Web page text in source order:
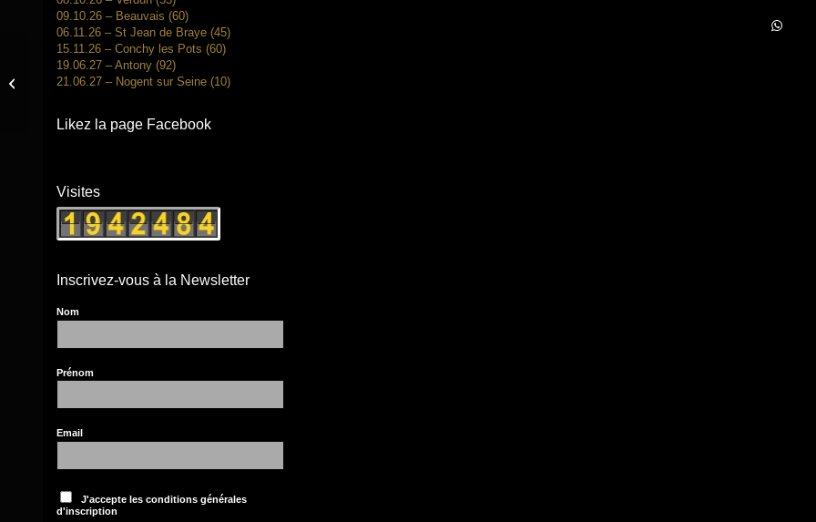
09.10.26 – Beauvais (60)
06.11.26 – St Jean de Braye (45)
15.11.26 – Conchy les Pots (60)
19.06.27 – Antony (92)
21.06.27 – Nogent sur Seine (10)
Likez la page Facebook
Visites
Inscrivez-vous à la Newsletter
Nom
Prénom
Email
J'accepte les conditions générales
d'inscription
01.06.24 – Veron (89)